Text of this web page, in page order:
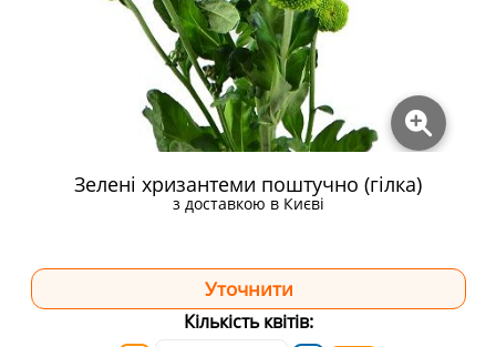
Зелені хризантеми поштучно (гілка)
з доставкою в Києві
Кількість квітів: